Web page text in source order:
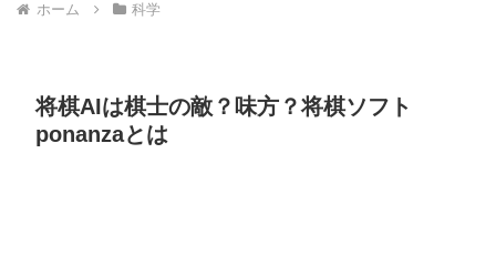
ホーム 科学
将棋AIは棋士の敵？味方？将棋ソフト
ponanzaとは